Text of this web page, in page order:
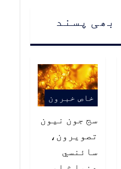
بھی پسند
خاص خبرون
سج جون نيون
تصويرون،
سائنسي